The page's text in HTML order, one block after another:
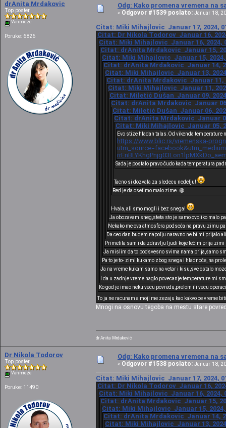
drAnita Mrdakovic
Top poster
Van mreže
Poruke: 6826
Odg: Kako promena vremena na
« Odgovor #1539 poslato: Januar 18,
Citat: Miki Mihajlovic Januar 17, 2024,
Citat: Dr Nikola Todorov Januar 16,
Citat: Miki Mihajlovic Januar 16, 2024,
Citat: drAnita Mrdakovic Januar 15,
Citat: Miki Mihajlovic Januar 15, 2024,
Citat: drAnita Mrdakovic Januar 14,
Citat: Miki Mihajlovic Januar 13,
Citat: drAnita Mrdakovic Januar 11,
Citat: Miki Mihajlovic Januar 11,
Citat: Miletić Dušan Januar 09,
Citat: drAnita Mrdakovic Januar 06,
Citat: Miletić Dušan Januar 06,
Citat: drAnita Mrdakovic Januar
Citat: Miki Mihajlovic Januar 05,
Evo stize hladan talas.Od vikenda
https://www.blic.rs/vremenska-
Sada je postalo pravo čudo kada temperatura
Tacno si dozvala za sledecu nedelju!
Red je da osetimo malo zime. 😁
Hvala, ali smo mogli i bez snega!
Ja obozavam sneg,steta sto je samo ovoliko malo
Nekako me ova atmosfera podseća na pravu zimu
Da ceo dan budem napolju naravno ne bi mi prijalo
Primetila sam i da zdravlju ljudi koje lečim prija zimi
Ja mislim da to podsvesno svima nama prija,samo
Pa to je to- zimi kukamo zbog snega i hladnoće, na
Ja na vreme kukam samo na vetar i kisu,sve ostalo
I da u zadnje vreme naglo povecanje temperature mi
Ko god je imao neku vecu povredu,prelom ili vecu
To ja ne racunam a moji me zezaju kao kakvo ce vreme
Mnogi na osnovu tegoba na mestu stare
dr Anita Mrdaković
Dr Nikola Todorov
Top poster
Van mreže
Poruke: 11490
Odg: Kako promena vremena na
« Odgovor #1538 poslato: Januar 18,
Citat: Miki Mihajlovic Januar 17, 2024,
Citat: Dr Nikola Todorov Januar 16,
Citat: Miki Mihajlovic Januar 16, 2024,
Citat: drAnita Mrdakovic Januar 15,
Citat: Miki Mihajlovic Januar 15, 2024,
Citat: drAnita Mrdakovic Januar 14,
Citat: Miki Mihajlovic Januar 13,